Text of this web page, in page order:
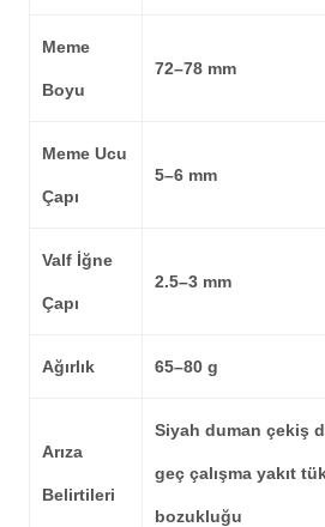
Meme
Boyu
72–78 mm
Meme Ucu
Çapı
5–6 mm
Valf İğne
Çapı
2.5–3 mm
Ağırlık 65–80 g
Arıza
Belirtileri
Siyah duman çekiş
geç çalışma yakıt
bozukluğu